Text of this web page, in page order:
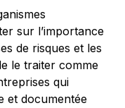
sur l’importance
de risques et les
le traiter comme
qui
et documentée